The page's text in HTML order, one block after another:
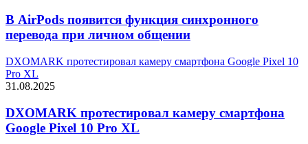
В AirPods появится функция синхронного
перевода при личном общении
DXOMARK протестировал камеру смартфона Google Pixel 10
Pro XL
31.08.2025
DXOMARK протестировал камеру смартфона
Google Pixel 10 Pro XL